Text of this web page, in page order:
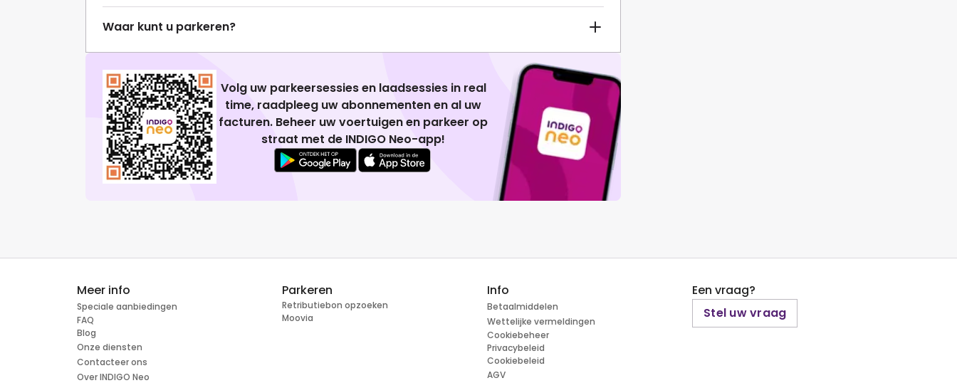
Waar kunt u parkeren?
Volg uw parkeersessies en laadsessies in real
time, raadpleeg uw abonnementen en al uw
facturen. Beheer uw voertuigen en parkeer op
straat met de INDIGO Neo-app!
Meer info
Speciale aanbiedingen
FAQ
Blog
Onze diensten
Contacteer ons
Over INDIGO Neo
Parkeren
Retributiebon opzoeken
Moovia
Info
Betaalmiddelen
Wettelijke vermeldingen
Cookiebeheer
Privacybeleid
Cookiebeleid
AGV
Een vraag?
Stel uw vraag